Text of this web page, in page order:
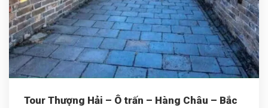
Tour Thượng Hải – Ô trấn – Hàng Châu – Bắc